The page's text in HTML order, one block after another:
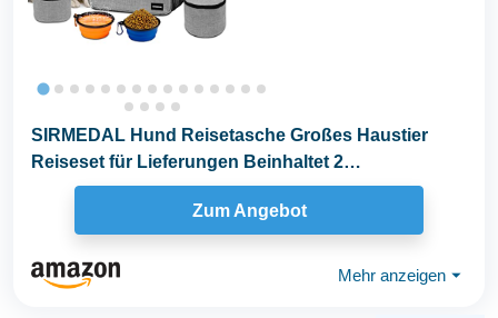
SIRMEDAL Hund Reisetasche Großes Haustier
Reiseset für Lieferungen Beinhaltet 2
zusammenklappbare...
Zum Angebot
Mehr anzeigen ⏷